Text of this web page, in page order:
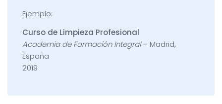
Ejemplo:
Curso de Limpieza Profesional
Academia de Formación Integral– Madrid,
España
2019